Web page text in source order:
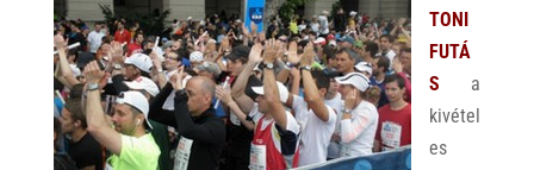
TONI
FUTÁ
S a
kivétel
es